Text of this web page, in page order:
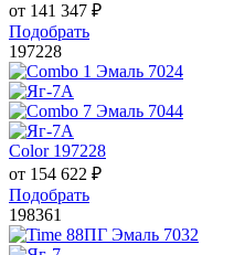
от 141 347 ₽
Подобрать
197228
Color 197228
от 154 622 ₽
Подобрать
198361